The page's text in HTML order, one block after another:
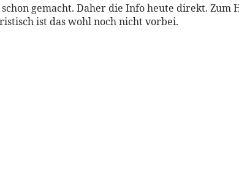
gemacht. Daher die Info heute direkt. Zum
ist das wohl noch nicht vorbei.